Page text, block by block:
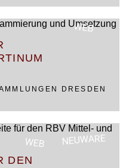
WEB
DRESDEN
WEB NEUWARE
DEN